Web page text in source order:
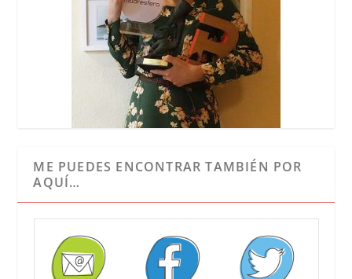
ME PUEDES ENCONTRAR TAMBIÉN POR
AQUÍ…